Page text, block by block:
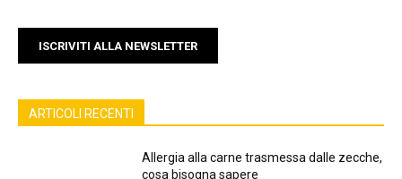
ISCRIVITI ALLA NEWSLETTER
ARTICOLI RECENTI
Allergia alla carne trasmessa dalle zecche,
cosa bisogna sapere